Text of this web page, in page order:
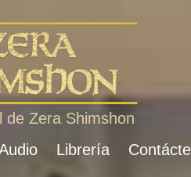
de Zera Shimshon
Librería